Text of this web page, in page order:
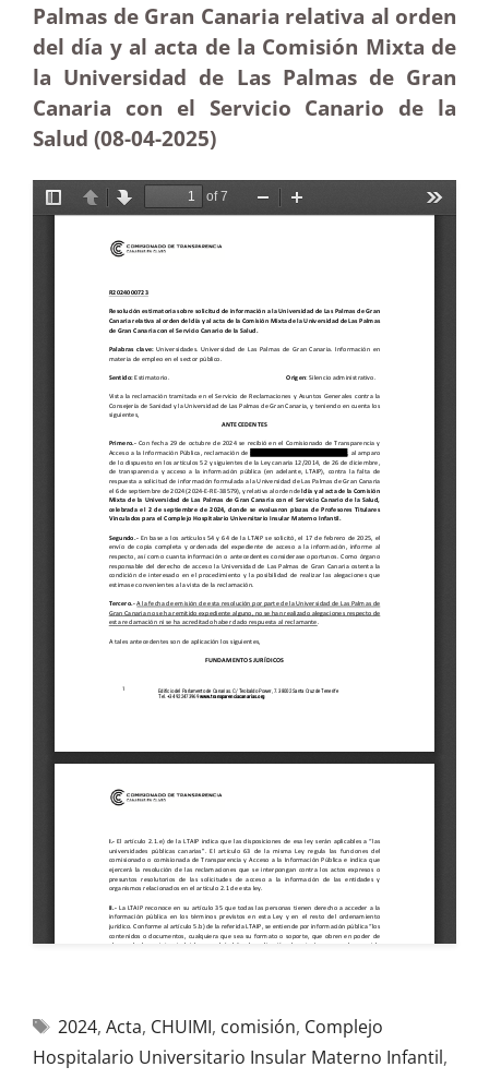
Palmas de Gran Canaria relativa al orden
del día y al acta de la Comisión Mixta de
la Universidad de Las Palmas de Gran
Canaria con el Servicio Canario de la
Salud (08-04-2025)
2024, Acta, CHUIMI, comisión, Complejo
Hospitalario Universitario Insular Materno Infantil,